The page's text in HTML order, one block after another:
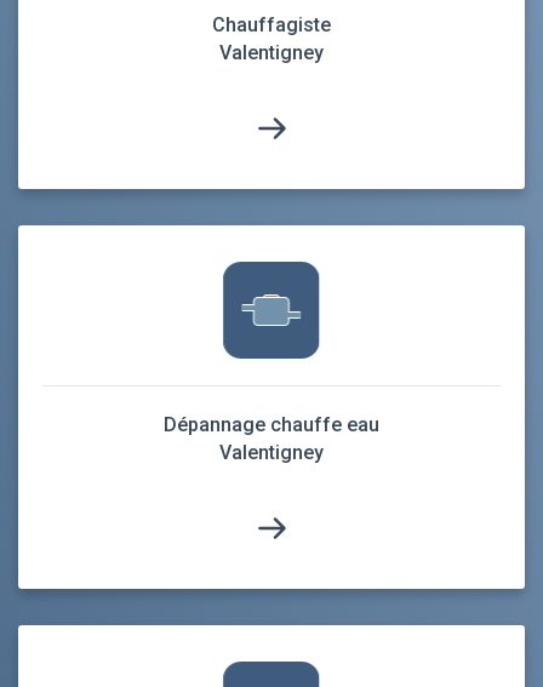
Chauffagiste
Valentigney
Dépannage chauffe eau
Valentigney